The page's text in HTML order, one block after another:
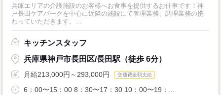
兵庫エリアの介護施設のお客様へお食事を提供するお仕事です！神
戸長田ケアパークを中心に近隣の施設にて管理業務、調理業務の携
わっていただきます。...
キッチンスタッフ
兵庫県神戸市長田区/長田駅（徒歩 6分）
月給213,000円～293,000円 交通費全額支給
6：00〜15：00 8：30〜17：30 10：00〜19：...